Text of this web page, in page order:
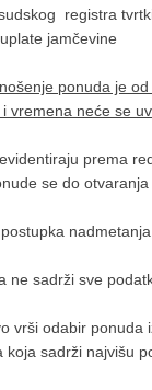
registra
jamčevine
ponuda je
vremena neće se
prema
se do
ne sadrži sve
vrši odabir ponuda
koja sadrži najvišu